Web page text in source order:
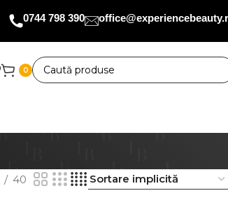
0744 798 390
0
40